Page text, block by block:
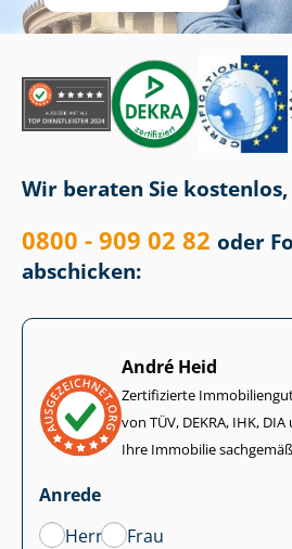
Wir beraten Sie
0800 - 909 02 82 oder
abschicken:
André Heid
Zertifizierte
von TÜV, DEKRA, IHK,
Ihre Immobilie
Anrede
Herr
Frau